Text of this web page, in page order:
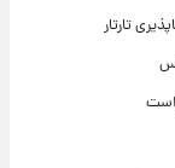
تارتار
است